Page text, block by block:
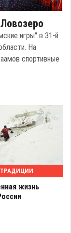
игры" в 31-й
На
спортивные
ТРАДИЦИИ
жизнь